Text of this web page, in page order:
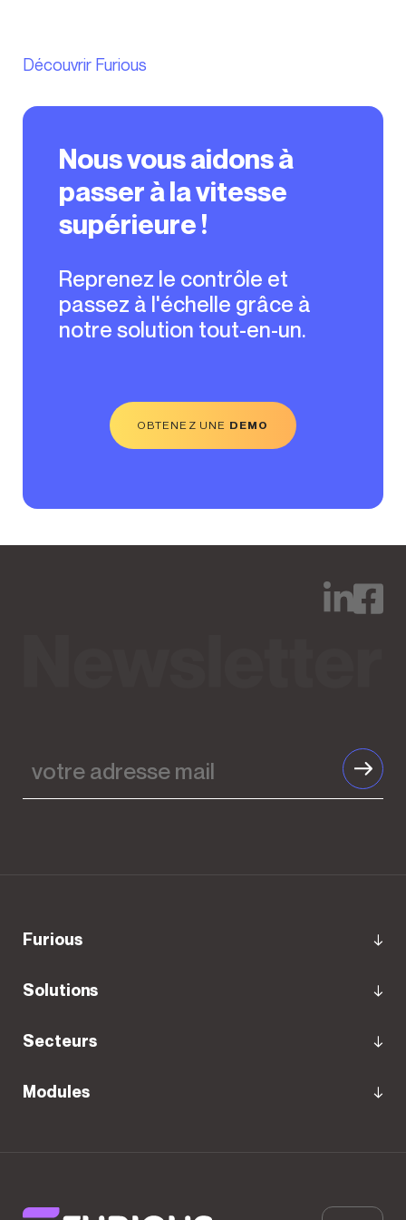
Nous vous aidons à
passer à la vitesse
supérieure !
Reprenez le contrôle et
passez à l'échelle grâce à
notre solution tout-en-un.
OBTENEZ UNE DEMO
Découvrir Furious
adresse
mail
furious
Solutions
Secteurs
Modules